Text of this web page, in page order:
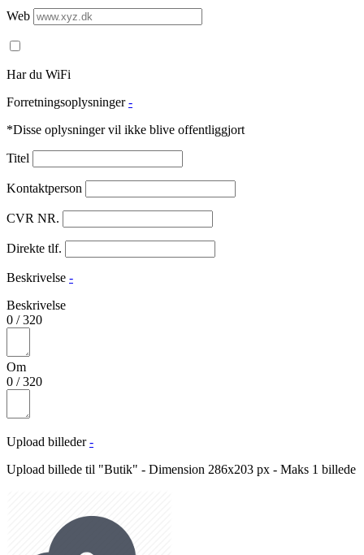
Web
Har du WiFi
Forretningsoplysninger -
*Disse oplysninger vil ikke blive offentliggjort
Titel
Kontaktperson
CVR NR.
Direkte tlf.
Beskrivelse -
Beskrivelse
0 /320
Om
0 /320
Upload billeder -
Upload billede til "Butik" - Dimension 286x203 px - Maks 1 billede